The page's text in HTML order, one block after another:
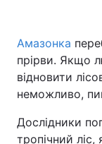
Амазонка
прірви. Якщо
відновити
неможливо,
Дослідники
тропічний